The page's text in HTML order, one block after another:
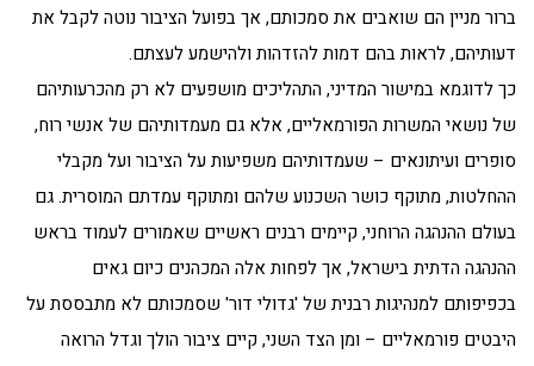
ברור מניין הם שואבים את סמכותם, אך בפועל הציבור נוטה לקבל את
דעותיהם, לראות בהם דמות להזדהות ולהישמע לעצתם.
כך לדוגמא במישור המדיני, התהליכים מושפעים לא רק מהכרעותיהם
של נושאי המשרות הפורמאליים, אלא גם מעמדותיהם של אנשי רוח,
סופרים ועיתונאים – שעמדותיהם משפיעות על הציבור ועל מקבלי
ההחלטות, מתוקף כושר השכנוע שלהם ומתוקף עמדתם המוסרית. גם
בעולם ההנהגה הרוחני, קיימים רבנים ראשיים שאמורים לעמוד בראש
ההנהגה הדתית בישראל, אך לפחות אלה המכהנים כיום גאים
בכפיפותם למנהיגות רבנית של 'גדולי דור' שסמכותם לא מתבססת על
היבטים פורמאליים – ומן הצד השני, קיים ציבור הולך וגדל הרואה